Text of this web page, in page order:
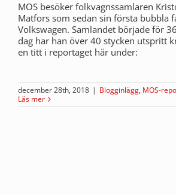
MOS besöker folkvagnssamlaren
Matfors som sedan sin första bubbla
Volkswagen. Samlandet började för
dag har han över 40 stycken utspritt
en titt i reportaget här under:
december 28th, 2018 | Blogginlägg, MOS-
Läs mer